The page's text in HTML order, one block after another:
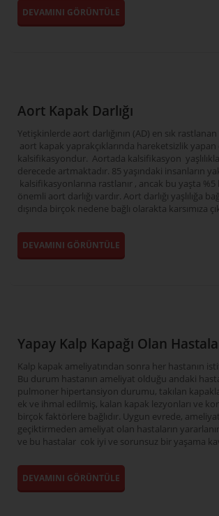
DEVAMINI GÖRÜNTÜLE
Aort Kapak Darlığı
Yetişkinlerde aort darlığının (AD) en sık rastlanan
aort kapak yaprakçıklarında hareketsizlik
kalsifikasyondur. Aortada kalsifikasyon
derecede artmaktadır. 85 yaşındaki insanların
kalsifikasyonlarına rastlanır , ancak bu yaşta
önemli aort darlığı vardır. Aort darlığı yaşlılığa
dışında birçok nedene bağlı olarakta karsımıza
DEVAMINI GÖRÜNTÜLE
Yapay Kalp Kapağı Olan
Kalp kapak ameliyatından sonra her hastanın
Bu durum hastanın ameliyat olduğu andaki
pulmoner hipertansiyon durumu, takılan
ek ve ihmal edilmiş, kalan kapak lezyonları ve
birçok faktörlere bağlıdır. Uygun evrede, ameliyat
geçiktirmeden ameliyat olan hastaların
ve bu hastalar cok iyi ve sorunsuz bir yaşama
DEVAMINI GÖRÜNTÜLE